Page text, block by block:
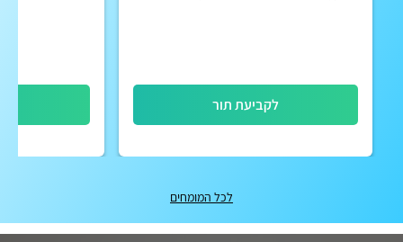
לקביעת תור
לכל המומחים